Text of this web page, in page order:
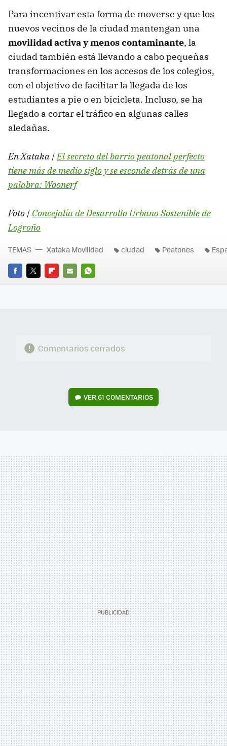
Para incentivar esta forma de moverse y que los
nuevos vecinos de la ciudad mantengan una
movilidad activa y menos contaminante, la
ciudad también está llevando a cabo pequeñas
transformaciones en los accesos de los colegios,
con el objetivo de facilitar la llegada de los
estudiantes a pie o en bicicleta. Incluso, se ha
llegado a cortar el tráfico en algunas calles
aledañas.
En Xataka |El secreto del barrio peatonal perfecto
tiene más de medio siglo y se esconde detrás de una
palabra: Woonerf
Foto | Concejalía de Desarrollo Urbano Sostenible de
Logroño
FACEBOOK
TWITTERFLIPBOARD
E-
WHATSAPP
TEMAS Xataka Movilidad ciudad Peatones
Comentarios cerrados
VER61 COMENTARIOS